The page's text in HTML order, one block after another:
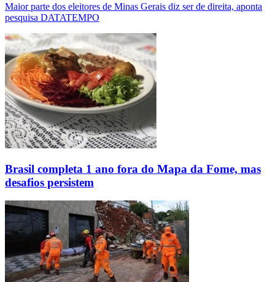
Maior parte dos eleitores de Minas Gerais diz ser de direita, aponta
pesquisa DATATEMPO
Brasil completa 1 ano fora do Mapa da Fome, mas
desafios persistem